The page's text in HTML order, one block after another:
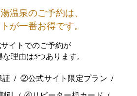
温泉のご予約は、
が一番お得です。
イトでのご予約が
理由は5つあります。
②公式サイト限定プラン